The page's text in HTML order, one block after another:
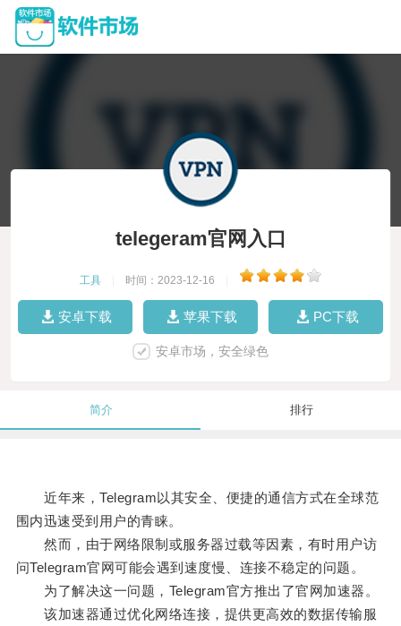
telegeram官网入口
工具 时间：2023-12-16
安卓下载 苹果下载 PC下载
安卓市场，安全绿色
简介 排行
近年来，Telegram以其安全、便捷的通信方式在全球范
围内迅速受到用户的青睐。
然而，由于网络限制或服务器过载等因素，有时用户访
问Telegram官网可能会遇到速度慢、连接不稳定的问题。
为了解决这一问题，Telegram官方推出了官网加速器。
该加速器通过优化网络连接，提供更高效的数据传输服